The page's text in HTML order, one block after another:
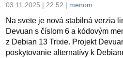
03.11.2025 | 22:52 | menom
Na svete je nová stabilná verzia
Devuan s číslom 6 a kódovým
z Debian 13 Trixie. Projekt
poskytovanie alternatívy k